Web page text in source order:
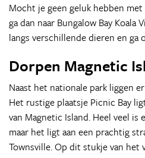
Mocht je geen geluk hebben
ga dan naar Bungalow Bay Koala
langs verschillende dieren en ga
Dorpen Magnetic
Naast het nationale park liggen
Het rustige plaatsje Picnic Bay
van Magnetic Island. Heel veel
maar het ligt aan een prachtig
Townsville. Op dit stukje van